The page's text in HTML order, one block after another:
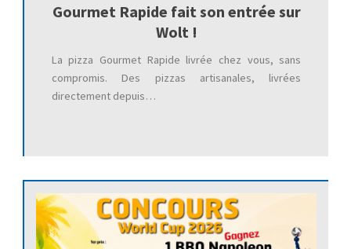
Gourmet Rapide fait son entrée sur
Wolt !
La pizza Gourmet Rapide livrée chez vous, sans
compromis. Des pizzas artisanales, livrées
directement depuis…